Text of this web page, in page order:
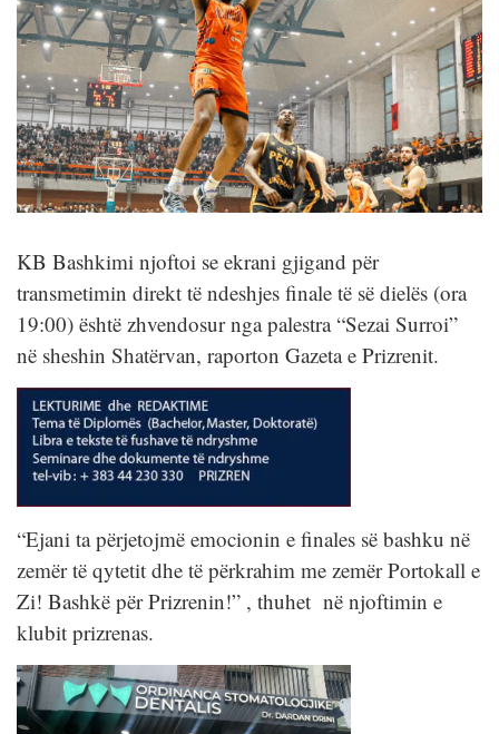
KB Bashkimi njoftoi se ekrani gjigand për
transmetimin direkt të ndeshjes finale të së dielës (ora
19:00) është zhvendosur nga palestra “Sezai Surroi”
në sheshin Shatërvan, raporton Gazeta e Prizrenit.
“Ejani ta përjetojmë emocionin e finales së bashku në
zemër të qytetit dhe të përkrahim me zemër Portokall e
Zi! Bashkë për Prizrenin!” , thuhet në njoftimin e
klubit prizrenas.